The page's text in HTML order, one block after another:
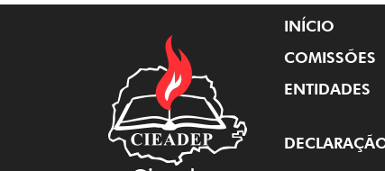
INÍCIO
COMISSÕES
ENTIDADES